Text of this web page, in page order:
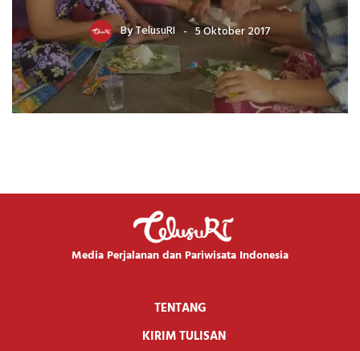
ByTelusuRI 5 Oktober 2017
Media Perjalanan dan Pariwisata Indonesia
TENTANG
KIRIM TULISAN